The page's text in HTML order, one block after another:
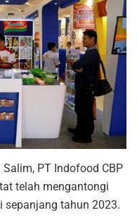
PT Indofood CBP
telah mengantongi
sepanjang tahun 2023.